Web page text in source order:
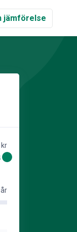
jämförelse
kr